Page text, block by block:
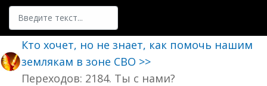
Поиск
Кто хочет, но не знает, как помочь нашим
землякам в зоне СВО >>
Переходов: 2184. Ты с нами?